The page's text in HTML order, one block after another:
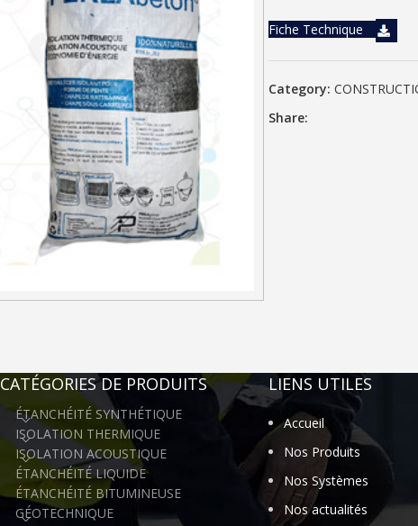
Fiche Technique
Category:
Share:
CATÉGORIES DE PRODUITS
ÉTANCHÉITÉ SYNTHÉTIQUE
ISOLATION THERMIQUE
ISOLATION ACOUSTIQUE
ÉTANCHÉITÉ LIQUIDE
ÉTANCHÉITÉ BITUMINEUSE
GÉOTECHNIQUE
LIENS UTILES
Accueil
Nos Produits
Nos Systèmes
Nos actualités